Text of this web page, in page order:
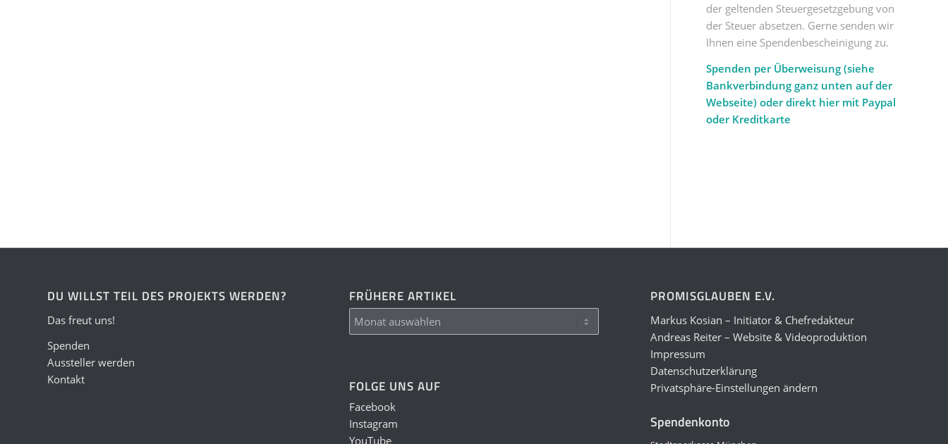
der geltenden Steuergesetzgebung von
der Steuer absetzen. Gerne senden wir
Ihnen eine Spendenbescheinigung zu.
Spenden per Überweisung (siehe
Bankverbindung ganz unten auf der
Webseite) oder direkt hier mit Paypal
oder Kreditkarte
DU WILLST TEIL DES PROJEKTS WERDEN?
Das freut uns!
Spenden
Aussteller werden
Kontakt
FRÜHERE ARTIKEL
FOLGE UNS AUF
Facebook
Instagram
YouTube
PROMISGLAUBEN E.V.
Markus Kosian – Initiator & Chefredakteur
Andreas Reiter – Website & Videoproduktion
Impressum
Datenschutzerklärung
Privatsphäre-Einstellungen ändern
Spendenkonto